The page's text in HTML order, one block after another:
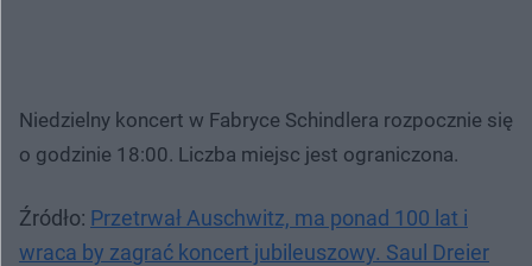
Niedzielny koncert w Fabryce Schindlera rozpocznie się
o godzinie 18:00. Liczba miejsc jest ograniczona.
Źródło: Przetrwał Auschwitz, ma ponad 100 lat i
wraca by zagrać koncert jubileuszowy. Saul Dreier